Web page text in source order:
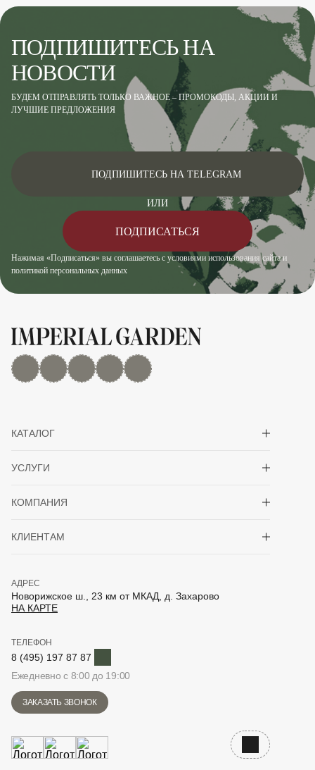
ПОДПИШИТЕСЬ НА
НОВОСТИ
БУДЕМ ОТПРАВЛЯТЬ ТОЛЬКО ВАЖНОЕ – ПРОМОКОДЫ, АКЦИИ И
ЛУЧШИЕ ПРЕДЛОЖЕНИЯ
Нажимая «Подписаться» вы соглашаетесь с условиями использования сайта и
политикой персональных данных
ПОДПИШИТЕСЬ НА TELEGRAM
ИЛИ
ПОДПИСАТЬСЯ
MAX Дзен YouTuberutubeTelegram
КАТАЛОГ
УСЛУГИ
КОМПАНИЯ
КЛИЕНТАМ
АДРЕС
Новорижское ш., 23 км от МКАД, д. Захарово
НА КАРТЕ
ТЕЛЕФОН
8 (495) 197 87 87
Ежедневно с 8:00 до 19:00
ЗАКАЗАТЬ ЗВОНОК
Наверх